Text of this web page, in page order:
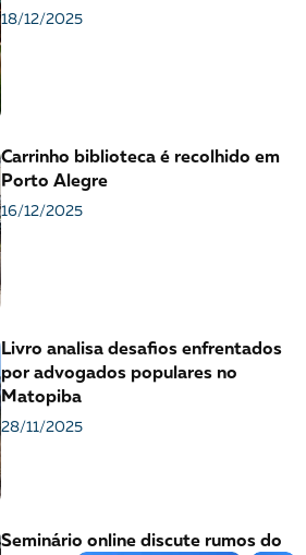
18/12/2025
Carrinho biblioteca é recolhido em
Porto Alegre
16/12/2025
Livro analisa desafios enfrentados
por advogados populares no
Matopiba
28/11/2025
Seminário online discute rumos do